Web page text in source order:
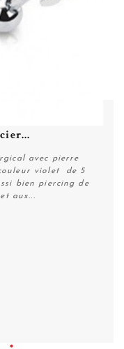
avec pierre
violet de 5
bien piercing de
aux...